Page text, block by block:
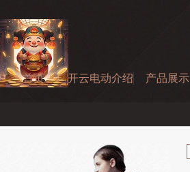
首页 开云电动介绍 产品展示